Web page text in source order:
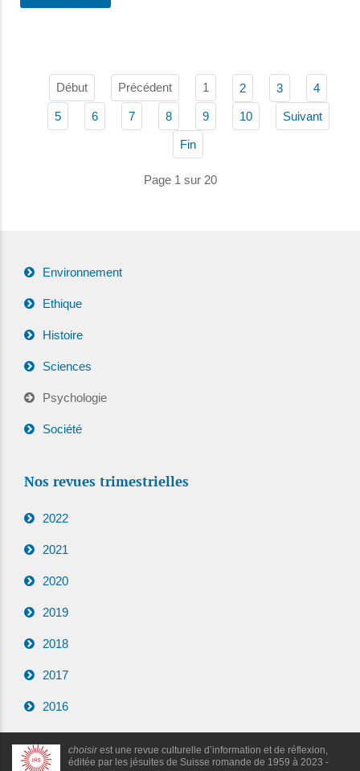
Début Précédent 1 2 3 4
5 6 7 8 9 10 Suivant
Fin
Page 1 sur 20
Environnement
Ethique
Histoire
Sciences
Psychologie
Société
Nos revues trimestrielles
2022
2021
2020
2019
2018
2017
2016
choisirest une revue culturelle d’information et de réflexion,
éditée par les jésuites de Suisse romande de 1959 à 2023 -